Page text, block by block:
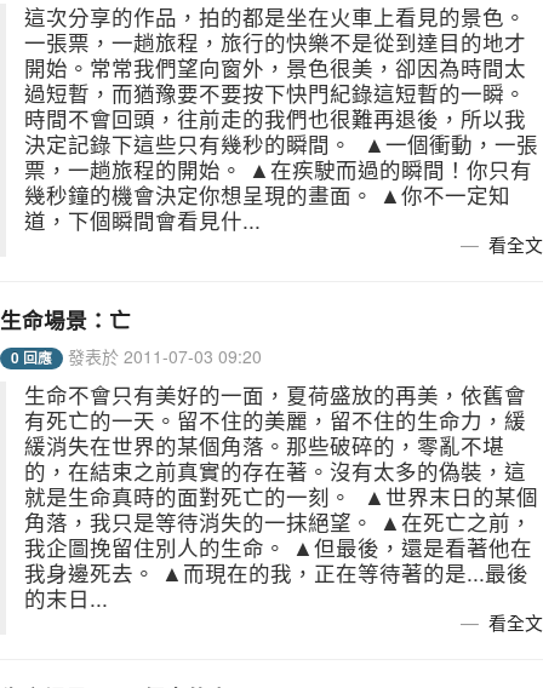
這次分享的作品，拍的都是坐在火車上看見的景色。
一張票，一趟旅程，旅行的快樂不是從到達目的地才
開始。常常我們望向窗外，景色很美，卻因為時間太
過短暫，而猶豫要不要按下快門紀錄這短暫的一瞬。
時間不會回頭，往前走的我們也很難再退後，所以我
決定記錄下這些只有幾秒的瞬間。 ▲一個衝動，一張
票，一趟旅程的開始。 ▲在疾駛而過的瞬間！你只有
幾秒鐘的機會決定你想呈現的畫面。 ▲你不一定知
道，下個瞬間會看見什...
看全文
生命場景：亡
0 回應 發表於 2011-07-03 09:20
生命不會只有美好的一面，夏荷盛放的再美，依舊會
有死亡的一天。留不住的美麗，留不住的生命力，緩
緩消失在世界的某個角落。那些破碎的，零亂不堪
的，在結束之前真實的存在著。沒有太多的偽裝，這
就是生命真時的面對死亡的一刻。 ▲世界末日的某個
角落，我只是等待消失的一抹絕望。 ▲在死亡之前，
我企圖挽留住別人的生命。 ▲但最後，還是看著他在
我身邊死去。 ▲而現在的我，正在等待著的是...最後
的末日...
看全文